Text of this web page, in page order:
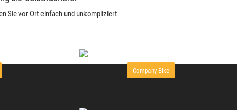
Sie vor Ort einfach und unkompliziert
Company Bike